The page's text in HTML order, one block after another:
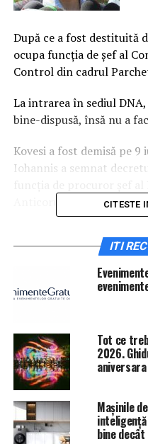
După ce a fost destituită
ocupa funcţia de şef al
Control din cadrul
La intrarea în sediul
bine-dispusă, însă nu a
Kovesi a fost demisă pe
Iohannis a semnat
îşi va continua
DIICOT Sibiu, unde
iulie.
privind implementarea
Strategiei Naţionale
– 2020.
IasiAZI.ro
ARTICOLE PE ACEIASI TEMA:
CITESTE
ITI
Tot ce
2026.
Mașinile
bine